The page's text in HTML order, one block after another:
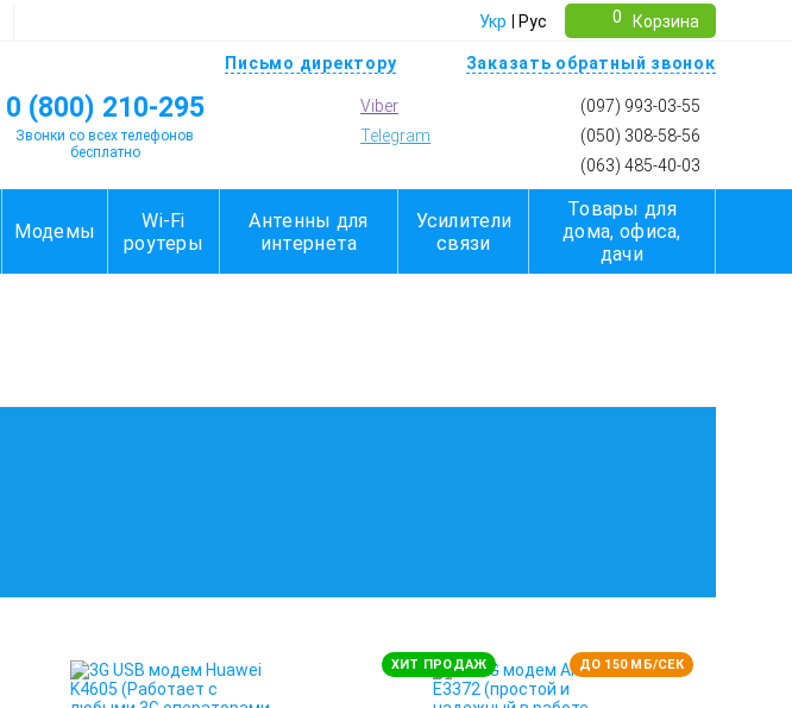
Укр Рус 0 Корзина
Письмо директору Заказать обратный звонок
0 (800) 210-295
Звонки со всех телефонов
бесплатно
Viber
Telegram
(097) 993-03-55
(050) 308-58-56
(063) 485-40-03
Модемы
Wi-Fi
роутеры
Антенны для
интернета
Усилители
связи
Товары для
дома, офиса,
дачи
ХИТ ПРОДАЖ ДО 150 МБ/СЕК